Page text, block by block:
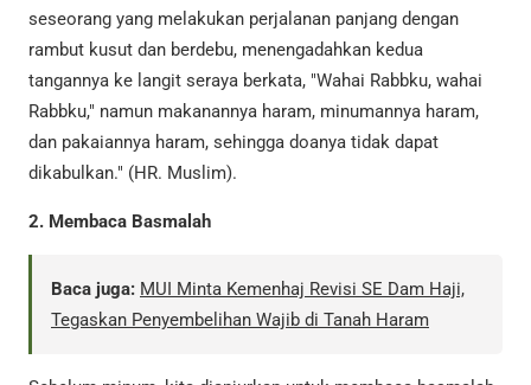
seseorang yang melakukan perjalanan panjang dengan
rambut kusut dan berdebu, menengadahkan kedua
tangannya ke langit seraya berkata, "Wahai Rabbku, wahai
Rabbku," namun makanannya haram, minumannya haram,
dan pakaiannya haram, sehingga doanya tidak dapat
dikabulkan." (HR. Muslim).
2. Membaca Basmalah
Baca juga: MUI Minta Kemenhaj Revisi SE Dam Haji,
Tegaskan Penyembelihan Wajib di Tanah Haram